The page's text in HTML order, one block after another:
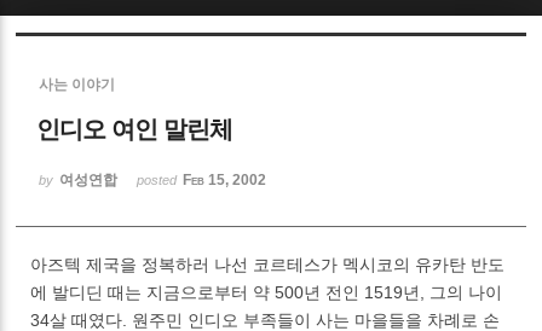
사는 이야기
인디오 여인 말린체
by 여성연합 posted Feb 15, 2002
아즈텍 제국을 정복하러 나선 코르테스가 멕시코의 유카탄 반도
에 발디딘 때는 지금으로부터 약 500년 전인 1519년, 그의 나이
34살 때였다. 원주민 인디오 부족들이 사는 마을들을 차례로 손
Sketchbook5, 스케치북5
Sketchbook5, 스케치북5